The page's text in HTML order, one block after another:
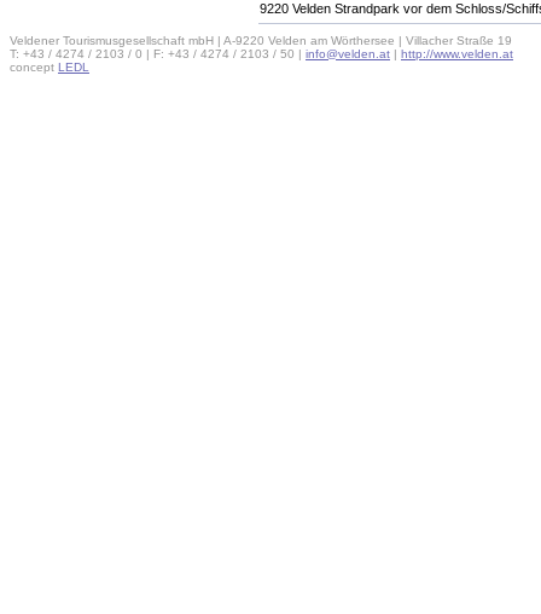
9220 Velden Strandpark vor dem Schloss/
Veldener Tourismusgesellschaft mbH | A-9220 Velden am Wörthersee | Villacher Straße 19
T: +43 / 4274 / 2103 / 0 | F: +43 / 4274 / 2103 / 50 | info@velden.at | http://www.velden.at
concept LEDL